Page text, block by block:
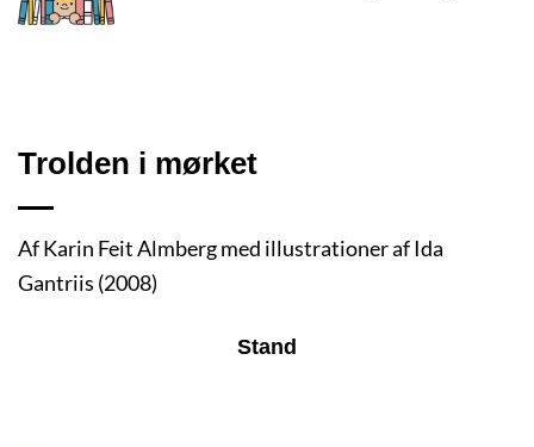
Trolden i mørket
Af Karin Feit Almberg med illustrationer af Ida
Gantriis (2008)
Stand